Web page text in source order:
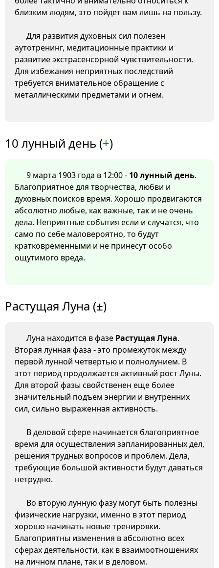
близким людям, это пойдет вам лишь на пользу.
Для развития духовных сил полезен
аутотренинг, медитационные практики и
развитие экстрасенсорной чувствительности.
Для избежания неприятных последствий
требуется внимательное обращение с
металлическими предметами и огнем.
10 лунный день (+)
9 марта 1903 года в 12:00 - 10 лунный день.
Благоприятное для творчества, любви и
духовных поисков время. Хорошо продвигаются
абсолютно любые, как важные, так и не очень
дела. Неприятные события если и случатся, что
само по себе маловероятно, то будут
кратковременными и не принесут особо
ощутимого вреда.
Растущая Луна (±)
Луна находится в фазе Растущая Луна.
Вторая лунная фаза - это промежуток между
первой лунной четвертью и полнолунием. В
этот период продолжается активный рост Луны.
Для второй фазы свойственен еще более
значительный подъем энергии и внутренних
сил, сильно выраженная активность.
В деловой сфере начинается благоприятное
время для осуществления запланированных дел,
решения трудных вопросов и проблем. Дела,
требующие большой активности будут даваться
нетрудно.
Во вторую лунную фазу могут быть полезны
физические нагрузки, именно в этот период
хорошо начинать новые тренировки.
Благоприятны изменения в абсолютно всех
сферах деятельности, как в взаимоотношениях
на личном плане, так и в деловом.